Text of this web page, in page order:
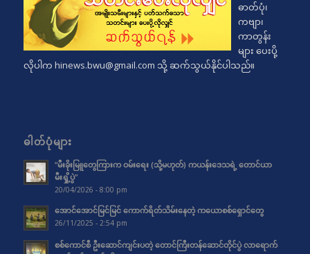
ဓာတ်ပုံ၊
ကဗျာ၊
ကာတွန်း
များ ပေးပို့
လိုပါက hinews.bwu@gmail.com သို့ ဆက်သွယ်နိုင်ပါသည်။
ဓါတ်ပုံများ
“မီးခိုးမြူတွေကြားက ဝမ်းရေး (သို့မဟုတ်) ကယန်းဒေသရဲ့ တောင်ယာ
မီးရှို့ပွဲ”
20/04/2026 - 8:00 pm
အောင်အောင်မြင်မြင် ကောက်ရိတ်သိမ်းနေတဲ့ ကယောစစ်ရှောင်တွေ
26/11/2025 - 2:54 pm
စစ်ကောင်စီ ဦးဆောင်ကျင်းပတဲ့ တောင်ကြီးတန်ဆောင်တိုင်ပွဲ လာရောက်